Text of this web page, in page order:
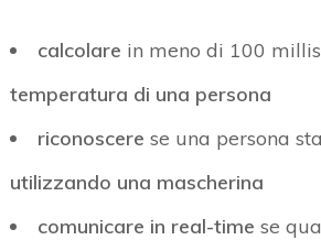
calcolare in meno di 100
temperatura di una persona
riconoscere se una persona
utilizzando una mascherina
comunicare in real-time se